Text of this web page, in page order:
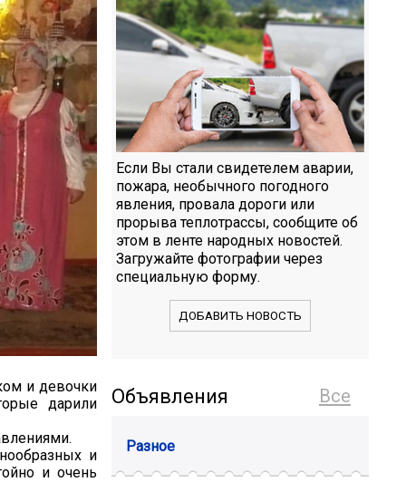
и девочки
дарили
и
и очень
Если Вы стали свидетелем аварии,
пожара, необычного погодного
явления, провала дороги или
прорыва теплотрассы, сообщите об
этом в ленте народных новостей.
Загружайте фотографии через
специальную форму.
ДОБАВИТЬ НОВОСТЬ
Все
Объявления
Разное